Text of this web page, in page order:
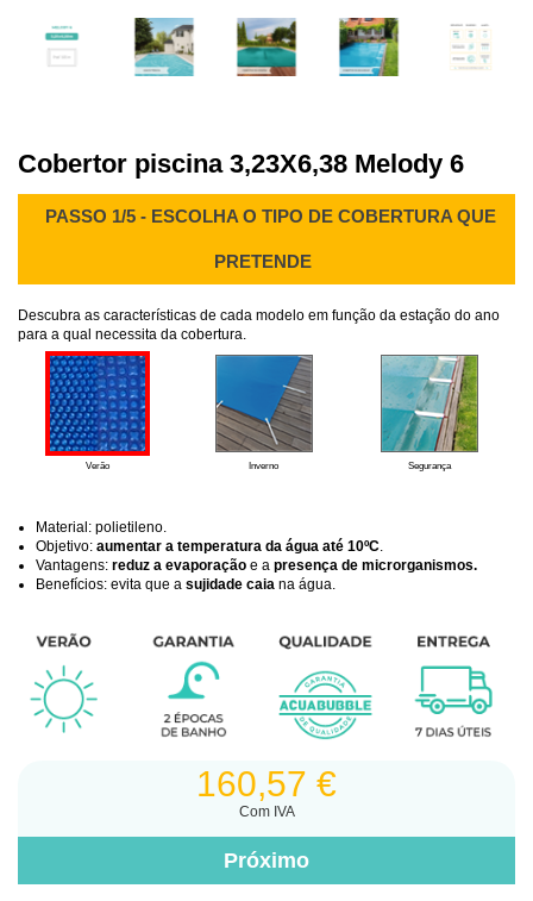
Cobertor piscina 3,23X6,38 Melody 6
PASSO 1/5 - ESCOLHA O TIPO DE COBERTURA QUE
PRETENDE
Descubra as características de cada modelo em função da estação do ano
para a qual necessita da cobertura.
Verão Inverno Segurança
Material: polietileno.
Objetivo: aumentar a temperatura da água até 10ºC
Vantagens: reduz a evaporação e a presença de microrganismos.
Benefícios: evita que a sujidade caia na água.
160,57 €
Com IVA